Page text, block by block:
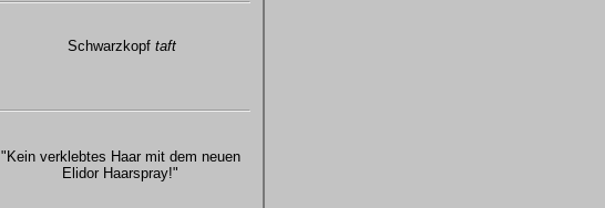
Schwarzkopf taft
"Kein verklebtes Haar mit dem neuen
Elidor Haarspray!"